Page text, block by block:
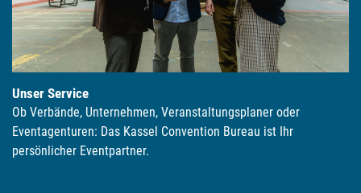
Unser Service
Ob Verbände, Unternehmen, Veranstaltungsplaner oder
Eventagenturen: Das Kassel Convention Bureau ist Ihr
persönlicher Eventpartner.